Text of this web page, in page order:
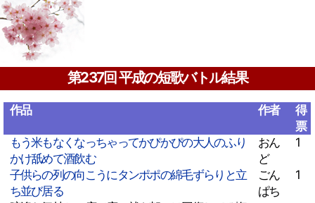
第237回 平成の短歌バトル結果
作品 作者
得
票
もう米もなくなっちゃってかぴかぴの大人のふり
かけ舐めて酒飲む
おん
ど
1
子供らの列の向こうにタンポポの綿毛ずらりと立
ち並び居る
ごん
ぱち
1